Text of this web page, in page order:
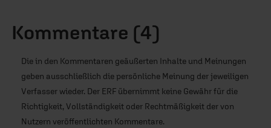
Kommentare (4)
Die in den Kommentaren geäußerten Inhalte und Meinungen
geben ausschließlich die persönliche Meinung der jeweiligen
Verfasser wieder. Der ERF übernimmt keine Gewähr für die
Richtigkeit, Vollständigkeit oder Rechtmäßigkeit der von
Nutzern veröffentlichten Kommentare.